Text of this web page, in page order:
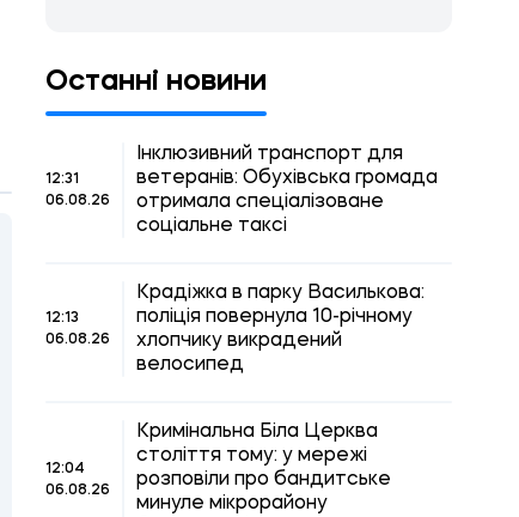
Останні новини
12:31
06.08.26
Інклюзивний транспорт для
ветеранів: Обухівська громада
отримала спеціалізоване
соціальне таксі
12:13
06.08.26
Крадіжка в парку Василькова:
поліція повернула 10-річному
хлопчику викрадений
велосипед
12:04
06.08.26
Кримінальна Біла Церква
століття тому: у мережі
розповіли про бандитське
минуле мікрорайону